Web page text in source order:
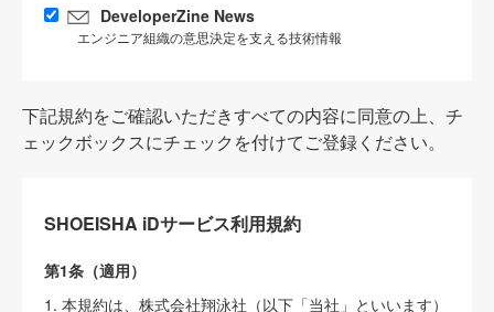
DeveloperZine News
エンジニア組織の意思決定を支える技術情報
下記規約をご確認いただきすべての内容に同意の上、チ
ェックボックスにチェックを付けてご登録ください。
SHOEISHA iDサービス利用規約
第1条（適用）
1. 本規約は、株式会社翔泳社（以下「当社」といいます）